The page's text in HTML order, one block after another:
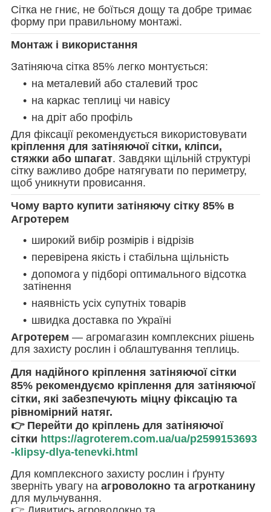
Сітка не гниє, не боїться дощу та добре тримає
форму при правильному монтажі.
Монтаж і використання
Затіняюча сітка 85% легко монтується:
на металевий або сталевий трос
на каркас теплиці чи навісу
на дріт або профіль
Для фіксації рекомендується використовувати
кріплення для затіняючої сітки, кліпси,
стяжки або шпагат. Завдяки щільній структурі
сітку важливо добре натягувати по периметру,
щоб уникнути провисання.
Чому варто купити затіняючу сітку 85% в
Агротерем
широкий вибір розмірів і відрізів
перевірена якість і стабільна щільність
допомога у підборі оптимального відсотка
затінення
наявність усіх супутніх товарів
швидка доставка по Україні
Агротерем — агромагазин комплексних рішень
для захисту рослин і облаштування теплиць.
Для надійного кріплення затіняючої сітки
85% рекомендуємо кріплення для затіняючої
сітки, які забезпечують міцну фіксацію та
рівномірний натяг.
👉 Перейти до кріплень для затіняючої
сітки https://agroterem.com.ua/ua/p2599153693
-klipsy-dlya-tenevki.html
Для комплексного захисту рослин і ґрунту
зверніть увагу на агроволокно та агротканину
для мульчування.